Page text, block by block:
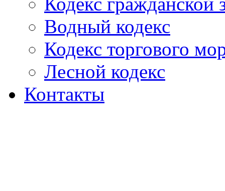
Водный кодекс
Кодекс торгового
Лесной кодекс
Контакты